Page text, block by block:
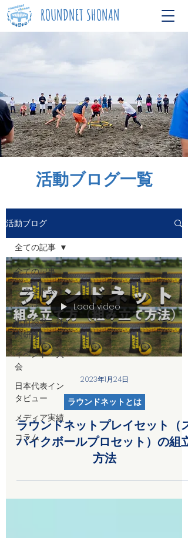
ROUNDNET SHONAN
​活動ブログ一覧
活動ブログ
全ての記事
ラウンドネッ
トとは
出前授業・社
内研修
イベント・大
会
日本代表イン
タビュー
メディア実績
コラム
全ての記事
Load video
2023年1月24日
ラウンドネットとは
ラウンドネットプレイセット（ス
パイクボールプロセット）の組立
方法